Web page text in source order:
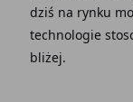
dziś na rynku
technologie
bliżej.